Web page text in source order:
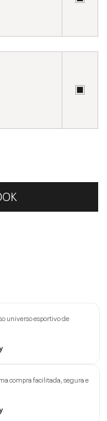
universo esportivo de
compra facilitada, segura e